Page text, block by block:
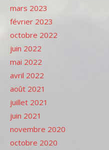
mars 2023
février 2023
octobre 2022
juin 2022
mai 2022
avril 2022
août 2021
juillet 2021
juin 2021
novembre 2020
octobre 2020